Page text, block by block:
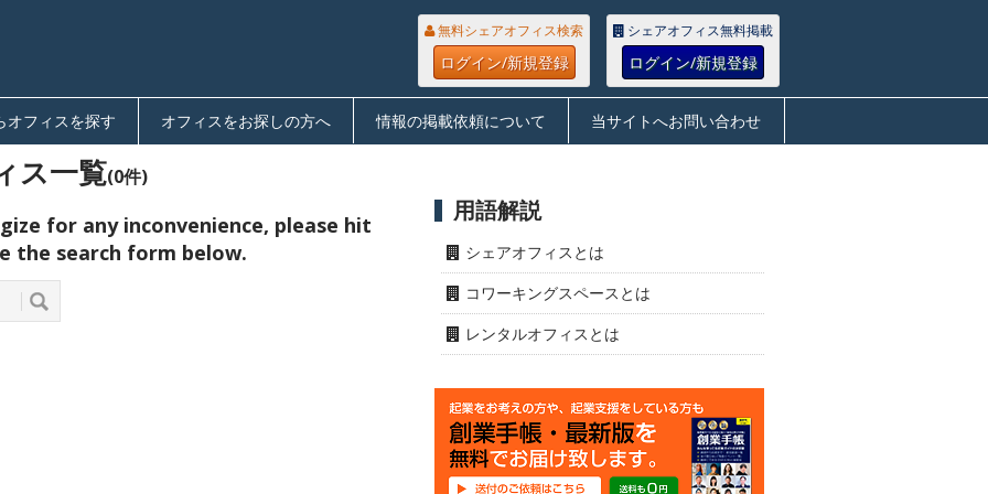
無料シェアオフィス検索
ログイン/新規登録
シェアオフィス無料掲載
ログイン/新規登録
オフィスを探す オフィスをお探しの方へ 情報の掲載依頼について 当サイトへお問い合わせ
ス一覧(0件)
for any inconvenience, please hit
the search form below.
用語解説
シェアオフィスとは
コワーキングスペースとは
レンタルオフィスとは